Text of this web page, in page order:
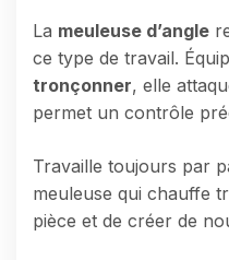
La meuleuse d’angle
ce type de travail.
tronçonner, elle
permet un contrôle
Travaille toujours par
meuleuse qui chauffe
pièce et de créer de